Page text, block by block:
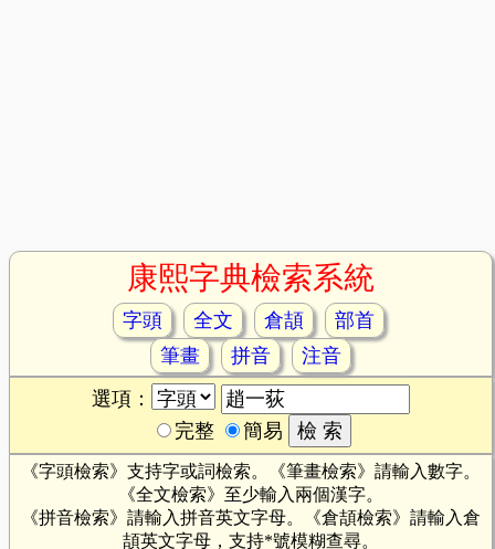
康熙字典檢索系統
字頭 全文 倉頡
部首
筆畫
拼音
注音
選項：
完整
簡易
《字頭檢索》支持字或詞檢索。《筆畫檢索》請輸入數字。
《全文檢索》至少輸入兩個漢字。
《拼音檢索》請輸入拼音英文字母。《倉頡檢索》請輸入倉
頡英文字母，支持*號模糊查尋。